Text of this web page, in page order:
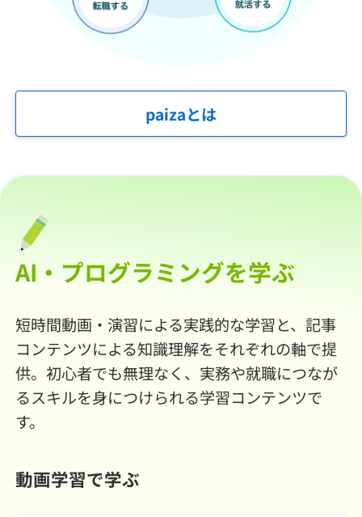
paizaとは
AI・プログラミングを学ぶ
短時間動画・演習による実践的な学習と、記事
コンテンツによる知識理解をそれぞれの軸で提
供。初心者でも無理なく、実務や就職につなが
るスキルを身につけられる学習コンテンツで
す。
動画学習で学ぶ